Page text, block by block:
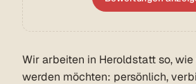
Wir arbeiten in Heroldstatt so,
werden möchten: persönlich,